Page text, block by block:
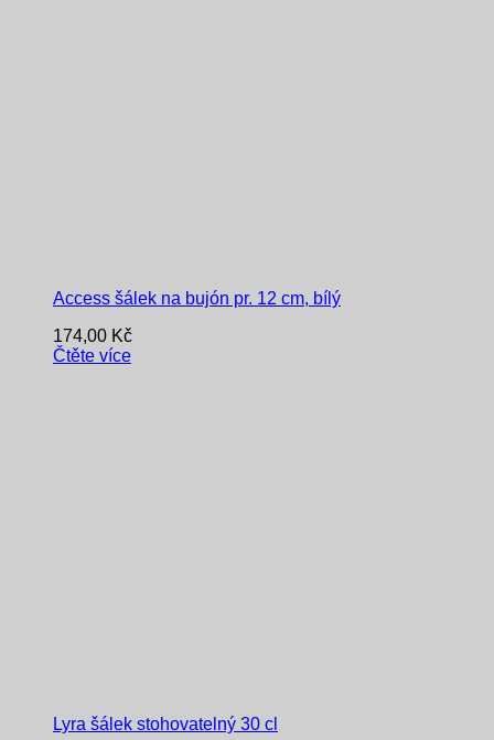
Access šálek na bujón pr. 12 cm, bílý
174,00 Kč
Čtěte více
Lyra šálek stohovatelný 30 cl